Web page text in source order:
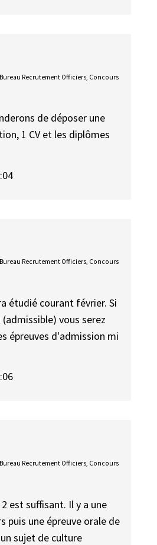
Recrutement Officiers, Concours
de déposer une
1 CV et les diplômes
Recrutement Officiers, Concours
étudié courant février. Si
vous serez
épreuves d'admission mi
Recrutement Officiers, Concours
est suffisant. Il y a une
puis une épreuve orale de
sujet de culture